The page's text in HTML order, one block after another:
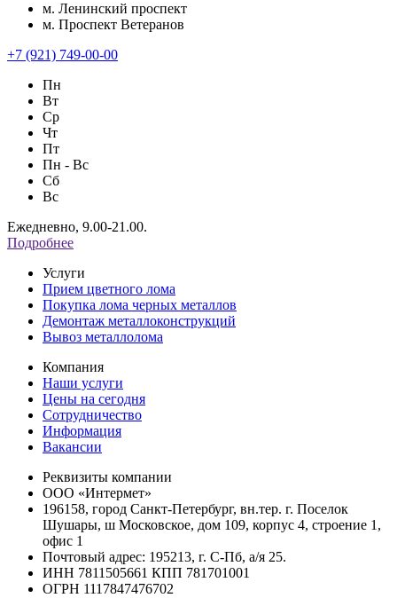
м. Ленинский проспект
м. Проспект Ветеранов
+7 (921) 749-00-00
Пн
Вт
Ср
Чт
Пт
Пн - Вс
Сб
Вс
Ежедневно, 9.00-21.00.
Подробнее
Услуги
Прием цветного лома
Покупка лома черных металлов
Демонтаж металлоконструкций
Вывоз металлолома
Компания
Наши услуги
Цены на сегодня
Сотрудничество
Информация
Вакансии
Реквизиты компании
ООО «Интермет»
196158, город Санкт-Петербург, вн.тер. г. Поселок
Шушары, ш Московское, дом 109, корпус 4, строение 1,
офис 1
Почтовый адрес: 195213, г. С-Пб, а/я 25.
ИНН 7811505661 КПП 781701001
ОГРН 1117847476702